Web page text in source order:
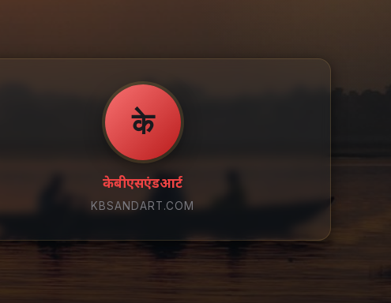
के
केबीएसएंडआर्ट
KBSANDART.COM